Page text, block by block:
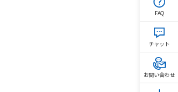
FAQ
チャット
お問い合わせ